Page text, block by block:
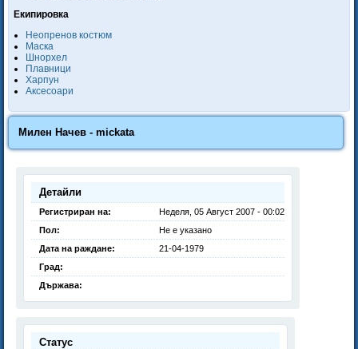
Екипировка
Неопренов костюм
Маска
Шнорхел
Плавници
Харпун
Аксесоари
Милен Начев - mickata
Детайли
Регистриран на:
Неделя, 05 Август 2007 - 00:02
Пол:
Не е указано
Дата на раждане:
21-04-1979
Град:
Държава:
Статус